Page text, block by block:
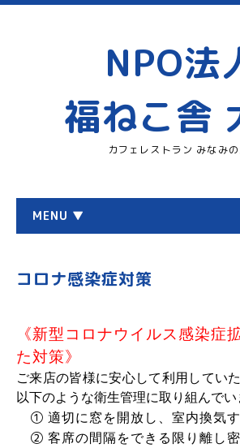
NPO法
福ねこ舎
カフェレストラン みなみ
MENU ▼
コロナ感染症対策
《新型コロナウイルス感染症
た対策》
ご来店の皆様に安心して利用してい
以下のような衛生管理に取り組んでい
① 適切に窓を開放し、室内換気す
② 客席の間隔をできる限り離し密